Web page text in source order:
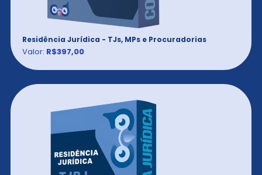
Residência Jurídica - TJs, MPs e Procuradorias
Valor: R$397,00